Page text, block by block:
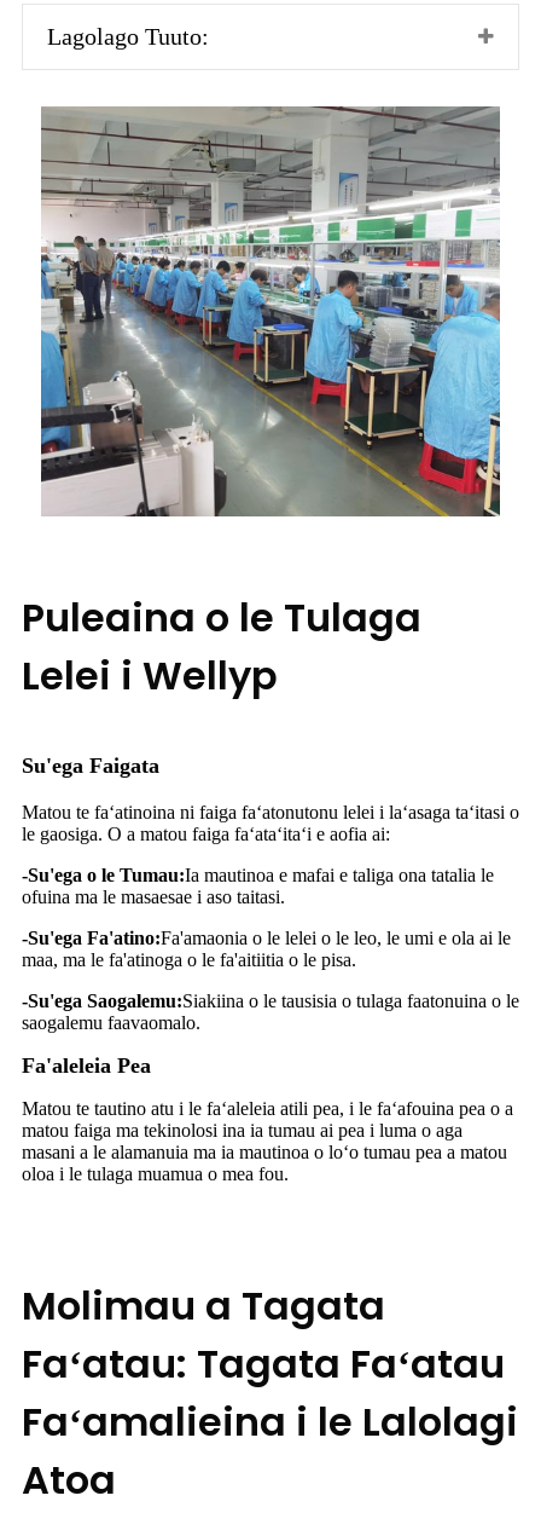
Lagolago Tuuto:
Puleaina o le Tulaga
Lelei i Wellyp
Su'ega Faigata
Matou te faʻatinoina ni faiga faʻatonutonu lelei i laʻasaga taʻitasi o
le gaosiga. O a matou faiga faʻataʻitaʻi e aofia ai:
-Su'ega o le Tumau:Ia mautinoa e mafai e taliga ona tatalia le
ofuina ma le masaesae i aso taitasi.
-Su'ega Fa'atino:Fa'amaonia o le lelei o le leo, le umi e ola ai le
maa, ma le fa'atinoga o le fa'aitiitia o le pisa.
-Su'ega Saogalemu:Siakiina o le tausisia o tulaga faatonuina o le
saogalemu faavaomalo.
Fa'aleleia Pea
Matou te tautino atu i le faʻaleleia atili pea, i le faʻafouina pea o a
matou faiga ma tekinolosi ina ia tumau ai pea i luma o aga
masani a le alamanuia ma ia mautinoa o loʻo tumau pea a matou
oloa i le tulaga muamua o mea fou.
Molimau a Tagata
Faʻatau: Tagata Faʻatau
Faʻamalieina i le Lalolagi
Atoa